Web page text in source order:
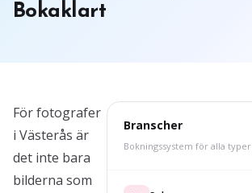
Bokaklart
För fotografer
i Västerås är
det inte bara
bilderna som
Branscher
Bokningssystem för alla typer